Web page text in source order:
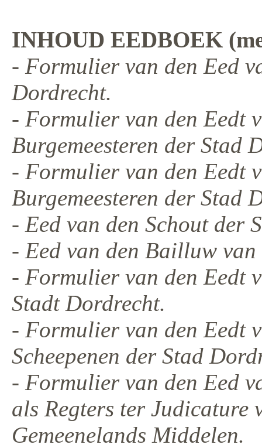
INHOUD EEDBOEK
- Formulier van den Eed
Dordrecht.
- Formulier van den Eedt
Burgemeesteren der Stad
- Formulier van den Eedt
Burgemeesteren der Stad
- Eed van den Schout der
- Eed van den Bailluw van
- Formulier van den Eedt
Stadt Dordrecht.
- Formulier van den Eedt
Scheepenen der Stad
- Formulier van den Eed
als Regters ter Judicature
Gemeenelands Middelen.